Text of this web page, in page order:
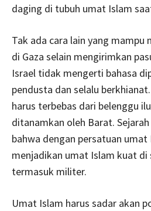
daging di tubuh umat Islam
Tak ada cara lain yang
di Gaza selain mengirimkan
Israel tidak mengerti bahasa
pendusta dan selalu
harus terbebas dari belenggu
ditanamkan oleh Barat.
bahwa dengan persatuan
menjadikan umat Islam kuat di
termasuk militer.
Umat Islam harus sadar akan